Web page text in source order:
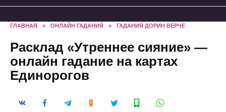
ГЛАВНАЯ » ОНЛАЙН ГАДАНИЯ » ГАДАНИЯ ДОРИН ВЕРЧЕ
Расклад «Утреннее сияние» —
онлайн гадание на картах
Единорогов